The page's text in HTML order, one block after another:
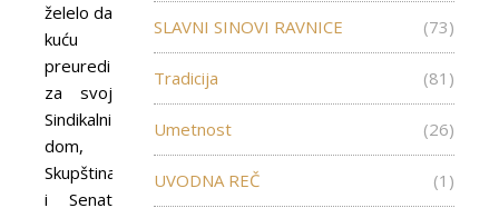
želelo da
kuću
preuredi
za svoj
Sindikalni
dom,
Skupština
i Senat
SLAVNI SINOVI RAVNICE (73)
Tradicija (81)
Umetnost (26)
UVODNA REČ (1)